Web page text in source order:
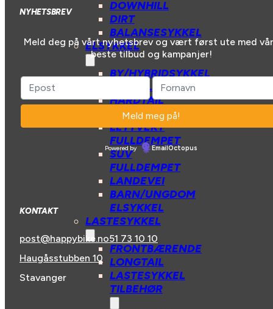
DOWNHILL
DIRT
BALANSESYKKEL
ELSYKKEL
BY/HYBRIDSYKKEL
GRAVEL
HARDTAIL
FULLDEMPET
LETTVEKT
FULLDEMPET
SUV
FULLDEMPET
LANDEVEI
BARN/UNGDOM
ELSYKKEL
LASTESYKKEL
FRONTBÆRENDE
LONGTAIL
LASTESYKKEL
TILBEHØR
NYHETSBREV
Meld deg på vårt nyhetsbrev og vært først ute med
beste tilbud og kampanjer!
Powered by EmailOctopus
KONTAKT
post@happybike.no51 73 10 10
Haugåsstubben 10
Stavanger